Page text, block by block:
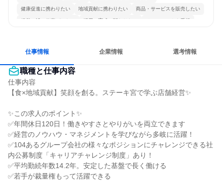
健康促進に携わりたい 地域貢献に携わりたい 商品・サービスを販売したい
経営に近い仕事がしたい 採用・育成に関わりたい チームワークを重視
仕事情報 企業情報 選考情報
職種と仕事内容
仕事内容
【食×地域貢献】笑顔を創る。ステーキ宮で学ぶ店舗経営✨
✨この求人のポイント✨
✅年間休日120日！働きやすさとやりがいを両立できます
✅経営のノウハウ・マネジメントを学びながら多岐に活躍！
✅104あるグループ会社の様々なポジションにチャレンジできる社
内公募制度「キャリアチャレンジ制度」あり！
✅平均勤続年数14.2年。安定した基盤で長く働ける
✅若手が裁量権もって活躍できる